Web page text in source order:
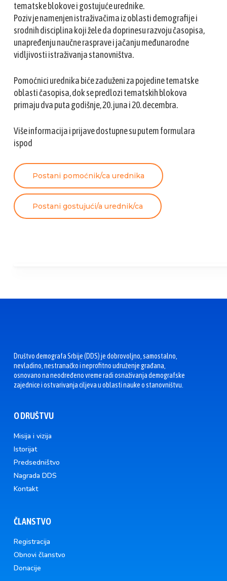
tematske blokove i gostujuće urednike.
Poziv je namenjen istraživačima iz oblasti demografije i
srodnih disciplina koji žele da doprinesu razvoju časopisa,
unapređenju naučne rasprave i jačanju međunarodne
vidljivosti istraživanja stanovništva.
Pomoćnici urednika biće zaduženi za pojedine tematske
oblasti časopisa, dok se predlozi tematskih blokova
primaju dva puta godišnje, 20. juna i 20. decembra.
Više informacija i prijave dostupne su putem formulara
ispod
Postani pomoćnik/ca urednika
Postani gostujući/a urednik/ca
Društvo demografa Srbije (DDS) je dobrovoljno, samostalno,
nevladino, nestranačko i neprofitno udruženje građana,
osnovano na neodređeno vreme radi osnaživanja demografske
zajednice i ostvarivanja ciljeva u oblasti nauke o stanovništvu.
O DRUŠTVU
Misija i vizija
Istorijat
Predsedništvo
Nagrada DDS
Kontakt
ČLANSTVO
Registracija
Obnovi članstvo
Donacije